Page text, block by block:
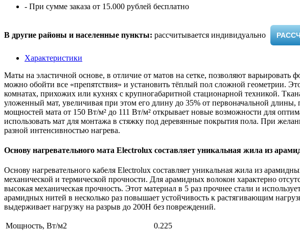
- При сумме заказа от 15.000 рублей бесплатно
В другие районы и населенные пункты: рассчитывается индивидуально ​
Характеристики
Маты на эластичной основе, в отличие от матов на сетке, позволяют
можно обойти все «препятствия» и установить тёплый пол сложной геометрии.
комнатах, прихожих или кухнях с крупногабаритной стационарной техникой.
уложенный мат, увеличивая при этом его длину до 35% от первоначальной
мощностей мата от 150 Вт/м² до 111 Вт/м² открывает новые возможности для
использовать мат для монтажа в стяжку под деревянные покрытия пола. При
разной интенсивностью нагрева.
Основу нагревательного мата Electrolux составляет уникальная жила из
Основу нагревательного кабеля Electrolux составляет уникальная жила из
механической и термической прочности. Для арамидных волокон характерно
высокая механическая прочность. Этот материал в 5 раз прочнее стали и
арамидных нитей в несколько раз повышает устойчивость к растягивающим
выдерживает нагрузку на разрыв до 200Н без повреждений.
Мощность, Вт/м2
0.225